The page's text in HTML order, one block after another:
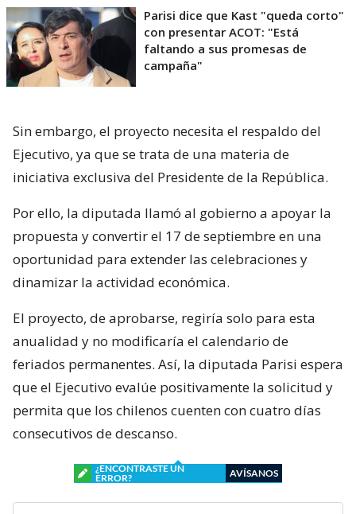
Parisi dice que Kast "queda corto"
con presentar ACOT: "Está
faltando a sus promesas de
campaña"
Sin embargo, el proyecto necesita el respaldo del
Ejecutivo, ya que se trata de una materia de
iniciativa exclusiva del Presidente de la República.
Por ello, la diputada llamó al gobierno a apoyar la
propuesta y convertir el 17 de septiembre en una
oportunidad para extender las celebraciones y
dinamizar la actividad económica.
El proyecto, de aprobarse, regiría solo para esta
anualidad y no modificaría el calendario de
feriados permanentes. Así, la diputada Parisi espera
que el Ejecutivo evalúe positivamente la solicitud y
permita que los chilenos cuenten con cuatro días
consecutivos de descanso.
¿ENCONTRASTE UN
ERROR?
AVÍSANOS